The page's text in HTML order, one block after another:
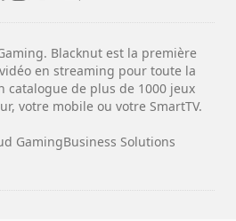
Blacknut est la première
en streaming pour toute la
catalogue de plus de 1000 jeux
votre mobile ou votre SmartTV.
GamingBusiness Solutions